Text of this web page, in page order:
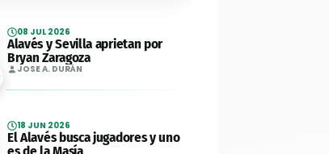
08 JUL 2026
Alavés y Sevilla aprietan por
Bryan Zaragoza
JOSE A. DURÁN
18 JUN 2026
El Alavés busca jugadores y uno